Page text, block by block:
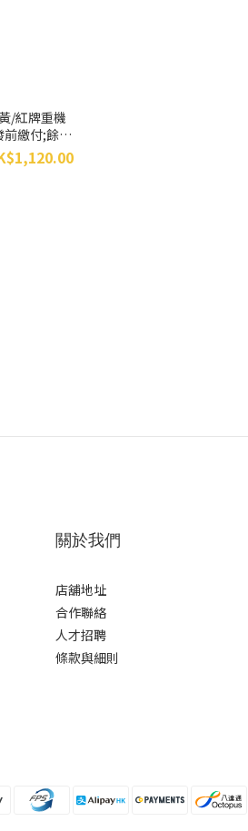
/紅牌重機
前繳付;餘
繳付)
關於我們
店舖地址
合作聯絡
人才招聘
條款與細則